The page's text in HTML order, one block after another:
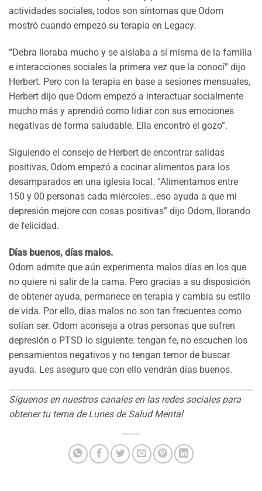
actividades sociales, todos son síntomas que Odom
mostró cuando empezó su terapia en Legacy.
“Debra lloraba mucho y se aislaba a sí misma de la familia
e interacciones sociales la primera vez que la conocí” dijo
Herbert. Pero con la terapia en base a sesiones mensuales,
Herbert dijo que Odom empezó a interactuar socialmente
mucho más y aprendió como lidiar con sus emociones
negativas de forma saludable. Ella encontró el gozo”.
Siguiendo el consejo de Herbert de encontrar salidas
positivas, Odom empezó a cocinar alimentos para los
desamparados en una iglesia local. “Alimentamos entre
150 y 00 personas cada miércoles…eso ayuda a que mi
depresión mejore con cosas positivas” dijo Odom, llorando
de felicidad.
Días buenos, días malos.
Odom admite que aún experimenta malos días en los que
no quiere ni salir de la cama. Pero gracias a su disposición
de obtener ayuda, permanece en terapia y cambia su estilo
de vida. Por ello, días malos no son tan frecuentes como
solían ser. Odom aconseja a otras personas que sufren
depresión o PTSD lo siguiente: tengan fe, no escuchen los
pensamientos negativos y no tengan temor de buscar
ayuda. Les aseguro que con ello vendrán días buenos.
Síguenos en nuestros canales en las redes sociales para
obtener tu tema de Lunes de Salud Mental